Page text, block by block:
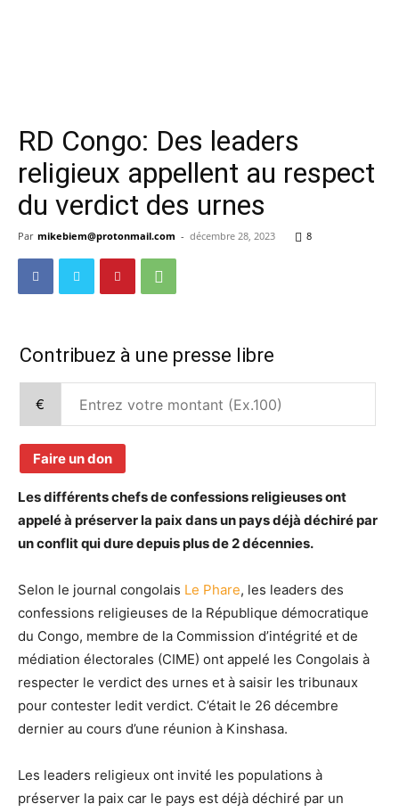
RD Congo: Des leaders
religieux appellent au respect
du verdict des urnes
Par mikebiem@protonmail.com - décembre 28, 2023 8
Contribuez à une presse libre
€
Faire un don
Les différents chefs de confessions religieuses ont
appelé à préserver la paix dans un pays déjà déchiré par
un conflit qui dure depuis plus de 2 décennies.
Selon le journal congolais Le Phare, les leaders des
confessions religieuses de la République démocratique
du Congo, membre de la Commission d’intégrité et de
médiation électorales (CIME) ont appelé les Congolais à
respecter le verdict des urnes et à saisir les tribunaux
pour contester ledit verdict. C’était le 26 décembre
dernier au cours d’une réunion à Kinshasa.
Les leaders religieux ont invité les populations à
préserver la paix car le pays est déjà déchiré par un